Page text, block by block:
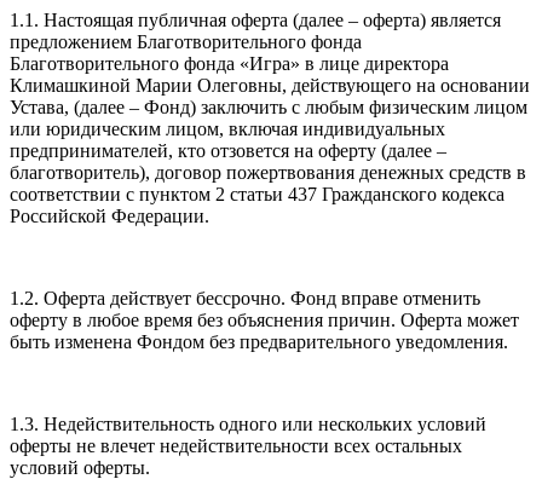
1.1. Настоящая публичная оферта (далее – оферта) является
предложением Благотворительного фонда
Благотворительного фонда «Игра» в лице директора
Климашкиной Марии Олеговны, действующего на основании
Устава, (далее – Фонд) заключить с любым физическим лицом
или юридическим лицом, включая индивидуальных
предпринимателей, кто отзовется на оферту (далее –
благотворитель), договор пожертвования денежных средств в
соответствии с пунктом 2 статьи 437 Гражданского кодекса
Российской Федерации.
1.2. Оферта действует бессрочно. Фонд вправе отменить
оферту в любое время без объяснения причин. Оферта может
быть изменена Фондом без предварительного уведомления.
1.3. Недействительность одного или нескольких условий
оферты не влечет недействительности всех остальных
условий оферты.